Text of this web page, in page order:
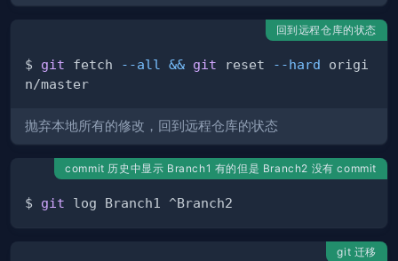
回到远程仓库的状态
$ git fetch --all && git reset --hard origi
抛弃本地所有的修改，回到远程仓库的状态
commit 历史中显示 Branch1 有的但是 Branch2 没有 commit
$ git
git 迁移